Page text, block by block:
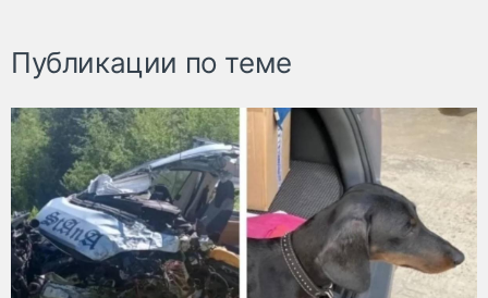
Публикации по теме